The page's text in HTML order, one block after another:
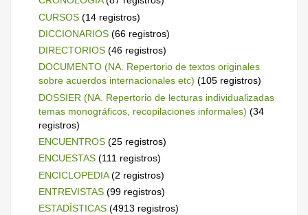
CURSOS(14 registros)
DICCIONARIOS(66 registros)
DIRECTORIOS(46 registros)
DOCUMENTO (NA. Repertorio de textos originales
sobre acuerdos internacionales etc) (105 registros)
DOSSIER (NA. Repertorio de lecturas individualizadas
temas monográficos, recopilaciones informales) (34
registros)
ENCUENTROS(25 registros)
ENCUESTAS(111 registros)
ENCICLOPEDIA(2 registros)
ENTREVISTAS(99 registros)
ESTADÍSTICAS(4913 registros)